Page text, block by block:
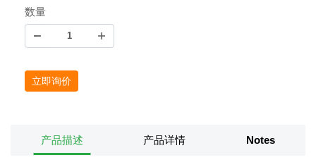
数量
立即询价
产品描述 产品详情 Notes